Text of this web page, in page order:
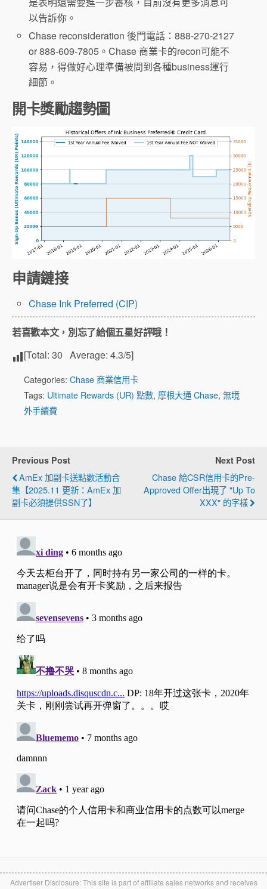
以告訴你。
Chase reconsideration 後門電話：888-270-2127
or 888-609-7805。Chase 商業卡的recon可能不
容易，得做好心理準備被問到各種business運行
細節。
開卡獎勵趨勢圖
申請鏈接
Chase Ink Preferred (CIP)
若喜歡本文，別忘了給個五星好評哦！
[Total: 30 Average: 4.3/5]
Categories: Chase 商業信用卡
Tags: Ultimate Rewards (UR) 點數, 摩根大通 Chase, 無境
外手續費
Previous Post
AmEx 加副卡送點數活動合
集【2025.11 更新：AmEx 加
副卡必須提供SSN了】
Next Post
Chase 給CSR信用卡的Pre-
Approved Offer出現了 "Up To
XXX" 的字樣
Advertiser Disclosure: This site is part of affiliate sales networks and receives